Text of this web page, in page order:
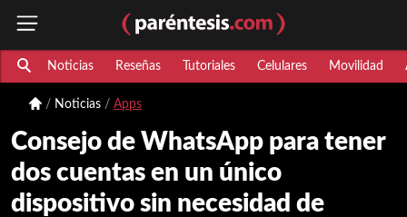
Noticias Reseñas Tutoriales Celulares Movilidad
Noticias Apps
Consejo de WhatsApp para tener
dos cuentas en un único
dispositivo sin necesidad de